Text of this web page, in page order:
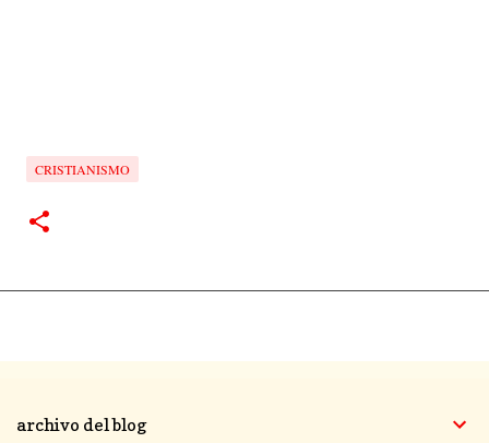
CRISTIANISMO
archivo del blog